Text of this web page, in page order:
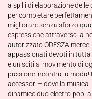
a spilli di elaborazione
per completare
migliorare senza sforzo
espressione attraverso la
autorizzato ODESZA
appassionati devoti in tutta
e unisciti al movimento di
passione incontra la moda!
accessori – dove la musica
dinamico duo electro-pop,